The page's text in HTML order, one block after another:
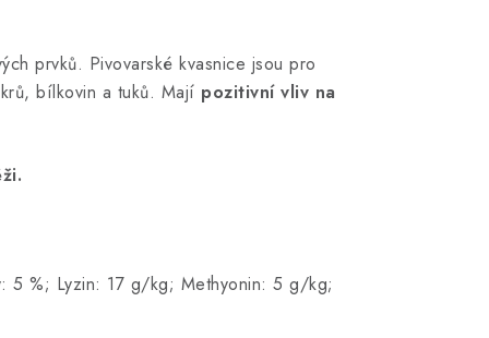
prvků. Pivovarské kvasnice jsou pro
bílkovin a tuků. Mají pozitivní vliv na
5 %; Lyzin: 17 g/kg; Methyonin: 5 g/kg;